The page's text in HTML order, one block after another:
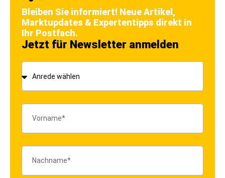
Bleiben Sie informiert! Neue Artikel,
Marktupdates & Expertentipps direkt in
Ihr Postfach.
Jetzt für Newsletter anmelden